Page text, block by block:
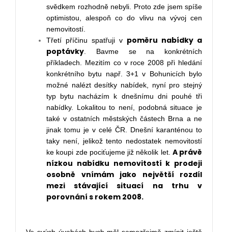
svědkem rozhodně nebyli. Proto zde jsem spíše
optimistou, alespoň co do vlivu na vývoj cen
nemovitostí.
Třetí příčinu spatřuji v poměru nabídky a
poptávky . Bavme se na konkrétních
příkladech. Mezitím co v roce 2008 při hledání
konkrétního bytu např. 3+1 v Bohunicích bylo
možné nalézt desítky nabídek, nyní pro stejný
typ bytu nacházím k dnešnímu dni pouhé tři
nabídky. Lokalitou to není, podobná situace je
také v ostatních městských částech Brna a ne
jinak tomu je v celé ČR. Dnešní karanténou to
taky není, jelikož tento nedostatek nemovitostí
ke koupi zde pociťujeme již několik let. A právě
nízkou nabídku nemovitostí k prodeji
osobně vnímám jako největší rozdíl
mezi stávající situací na trhu v
porovnání s rokem 2008.